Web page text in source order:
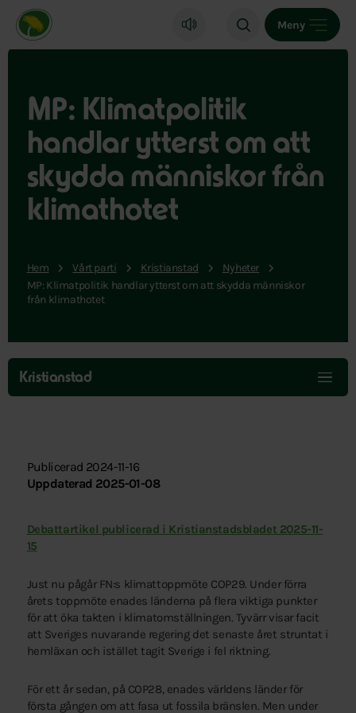
Miljöpartiet de gröna, startsida
Meny
MP: Klimatpolitik
handlar ytterst om att
skydda människor från
klimathotet
Hem Vårt parti Kristianstad
Nyheter
MP: Klimatpolitik handlar ytterst om att skydda människor
från klimathotet
Hoppa
över
menyn
Kristianstad
Publicerad 2024-11-16
Uppdaterad 2025-01-08
Debattartikel publicerad i Kristianstadsbladet 2025-11-
15
Just nu pågår FN:s klimattoppmöte COP29. Under förra
årets toppmöte enades länderna på flera viktiga punkter
för att öka takten i klimatomställningen. Tyvärr visar facit
att Sveriges nuvarande regering det senaste året struntat i
hemläxan och istället tagit Sverige i fel riktning.
För ett år sedan, på COP28, enades världens länder för
första gången om att fasa ut fossila bränslen. Men under